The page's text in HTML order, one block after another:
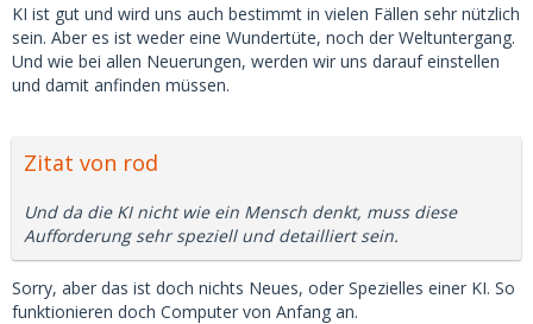
KI ist gut und wird uns auch bestimmt in vielen Fällen sehr nützlich
sein. Aber es ist weder eine Wundertüte, noch der Weltuntergang.
Und wie bei allen Neuerungen, werden wir uns darauf einstellen
und damit anfinden müssen.
Zitat von rod
Und da die KI nicht wie ein Mensch denkt, muss diese
Aufforderung sehr speziell und detailliert sein.
Sorry, aber das ist doch nichts Neues, oder Spezielles einer KI. So
funktionieren doch Computer von Anfang an.